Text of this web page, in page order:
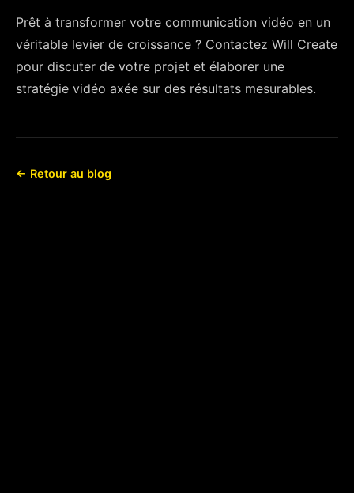
Prêt à transformer votre communication vidéo en un
véritable levier de croissance ? Contactez Will Create
pour discuter de votre projet et élaborer une
stratégie vidéo axée sur des résultats mesurables.
← Retour au blog